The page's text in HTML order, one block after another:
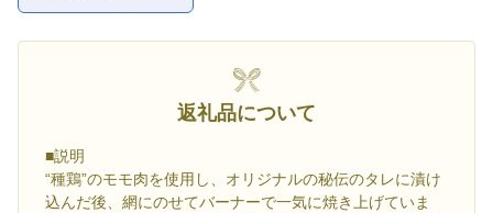
返礼品について
■説明
“種鶏”のモモ肉を使用し、オリジナルの秘伝のタレに漬け
込んだ後、網にのせてバーナーで一気に焼き上げていま